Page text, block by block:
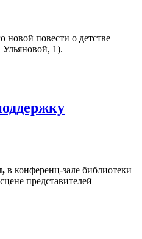
новой повести о детстве
1).
в конференц-зале библиотеки
представителей